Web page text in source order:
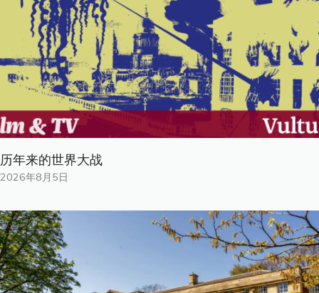
历年来的世界大战
2026年8月5日